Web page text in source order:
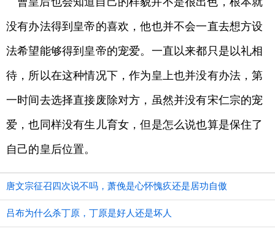
没有办法得到皇帝的喜欢，他也并不会一直去想方设
法希望能够得到皇帝的宠爱。一直以来都只是以礼相
待，所以在这种情况下，作为皇上也并没有办法，第
一时间去选择直接废除对方，虽然并没有宋仁宗的宠
爱，也同样没有生儿育女，但是怎么说也算是保住了
自己的皇后位置。
唐文宗征召四次说不吗，萧俛是心怀愧疚还是居功自傲
吕布为什么杀丁原，丁原是好人还是坏人